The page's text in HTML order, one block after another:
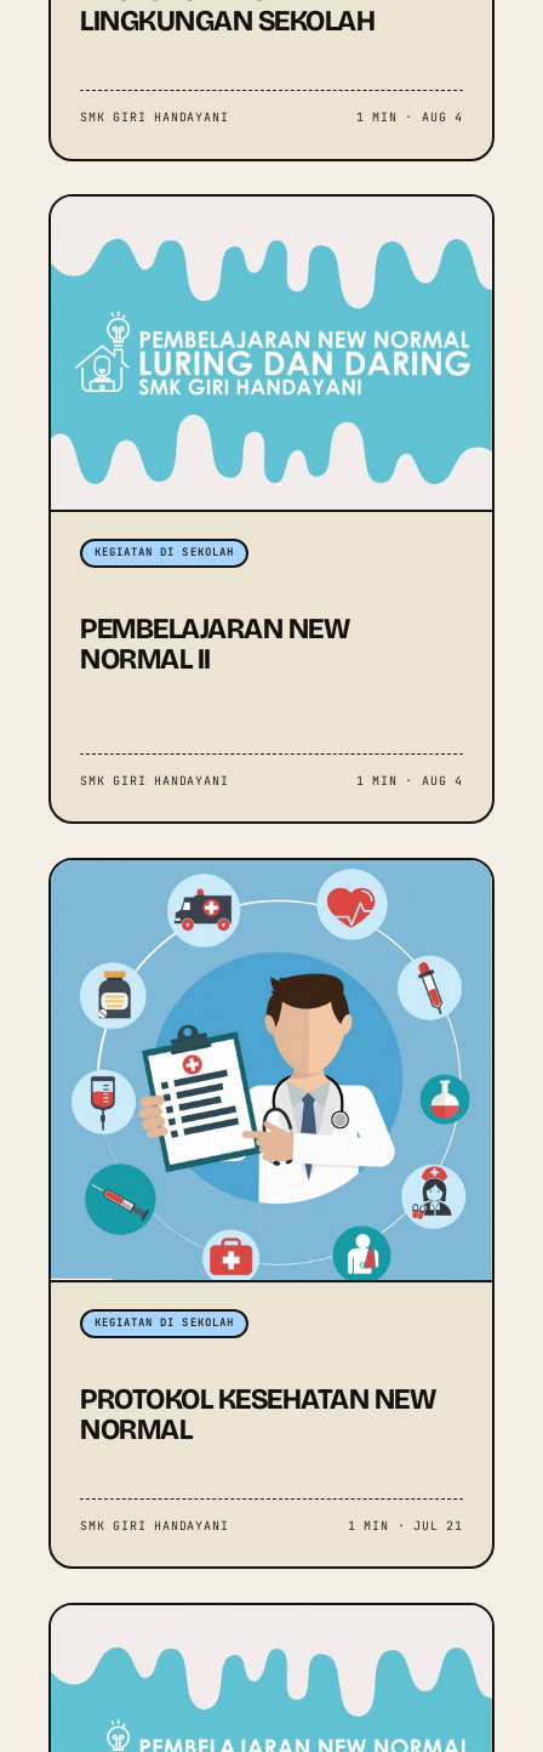
LINGKUNGAN SEKOLAH
SMK GIRI HANDAYANI 1 MIN · AUG 4
KEGIATAN DI SEKOLAH
PEMBELAJARAN NEW
NORMAL II
SMK GIRI HANDAYANI 1 MIN · AUG 4
KEGIATAN DI SEKOLAH
PROTOKOL KESEHATAN NEW
NORMAL
SMK GIRI HANDAYANI 1 MIN · JUL 21